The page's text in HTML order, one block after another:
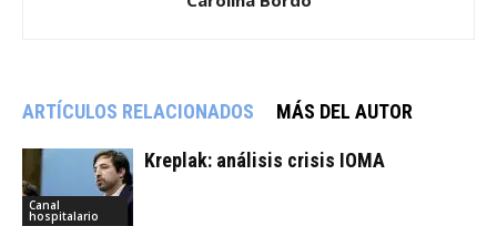
ARTÍCULOS RELACIONADOS MÁS DEL AUTOR
Canal
hospitalario
Kreplak: análisis crisis IOMA